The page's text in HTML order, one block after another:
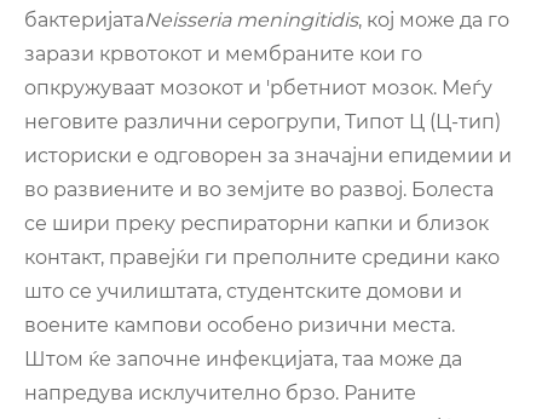
бактеријатаNeisseria meningitidis, кој може да го
зарази крвотокот и мембраните кои го
опкружуваат мозокот и 'рбетниот мозок. Меѓу
неговите различни серогрупи, Типот Ц (Ц-тип)
историски е одговорен за значајни епидемии и
во развиените и во земјите во развој. Болеста
се шири преку респираторни капки и близок
контакт, правејќи ги преполните средини како
што се училиштата, студентските домови и
воените кампови особено ризични места.
Штом ќе започне инфекцијата, таа може да
напредува исклучително брзо. Раните